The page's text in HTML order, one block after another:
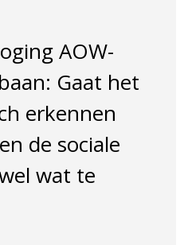
AOW-
Gaat het
erkennen
de sociale
wat te